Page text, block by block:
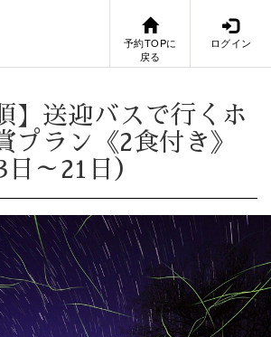
予約TOPに
戻る
ログイン
】送迎バスで行くホ
プラン《2食付き》
日～21日）